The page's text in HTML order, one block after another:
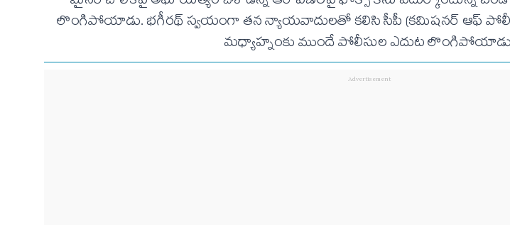
లొంగిపోయాడు. భగీరథ్ స్వయంగా తన న్యాయవాదులతో కలిసి సీపీ (కమిషనర్ ఆఫ్
మధ్యాహ్నంకు ముందే పోలీసుల ఎదుట